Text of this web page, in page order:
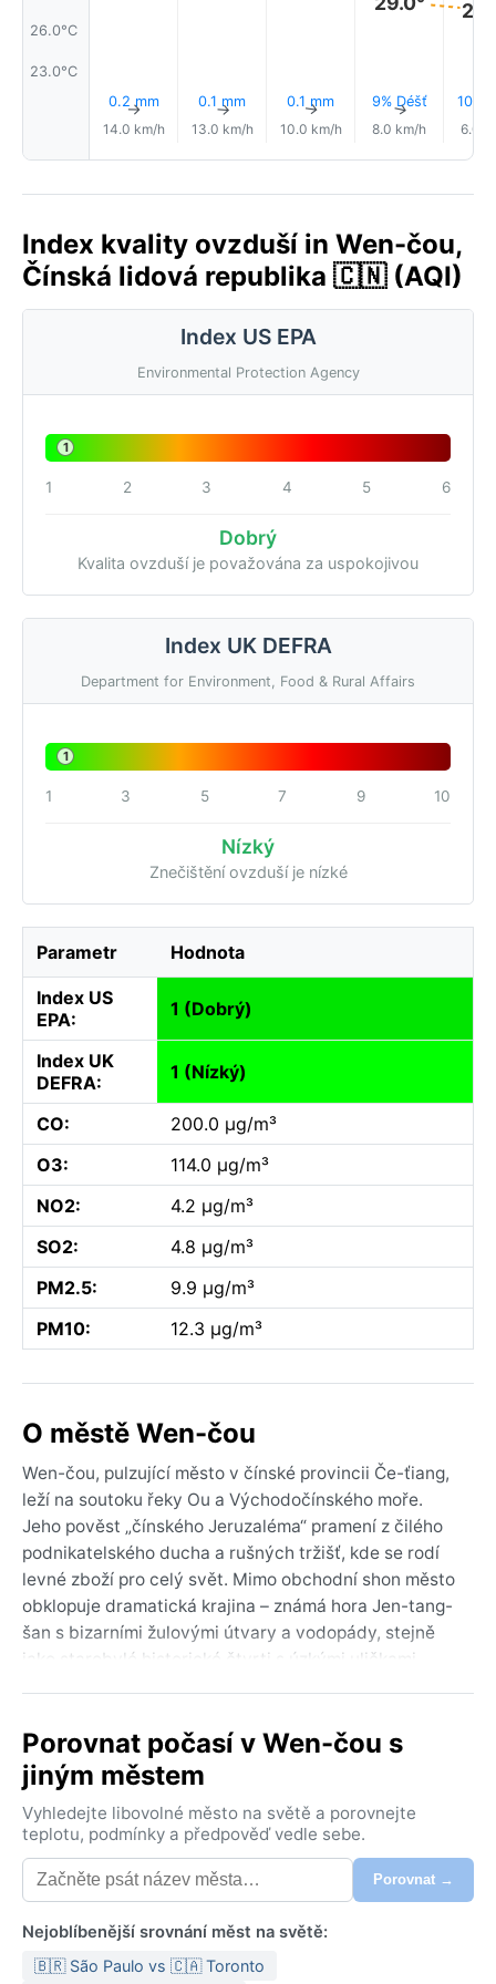
26.0°C
23.0°C
0.2 mm
↑
14.0 km/h
0.1 mm
↑
13.0 km/h
0.1 mm
↑
10.0 km/h
9% Déšť
↑
8.0 km/h
10%
6.0
Index kvality ovzduší in Wen-čou,
Čínská lidová republika 🇨🇳 (AQI)
Index US EPA
Environmental Protection Agency
1
1 2 3 4 5 6
Dobrý
Kvalita ovzduší je považována za uspokojivou
Index UK DEFRA
Department for Environment, Food & Rural Affairs
1
1 3 5 7 9 10
Nízký
Znečištění ovzduší je nízké
Parametr Hodnota
Index US
EPA:
1 (Dobrý)
Index UK
DEFRA:
1 (Nízký)
CO:
200.0 µg/m³
O3:
114.0 µg/m³
NO2:
4.2 µg/m³
SO2:
4.8 µg/m³
PM2.5:
9.9 µg/m³
PM10:
12.3 µg/m³
O městě Wen-čou
Wen-čou, pulzující město v čínské provincii Če-ťiang,
leží na soutoku řeky Ou a Východočínského moře.
Jeho pověst „čínského Jeruzaléma“ pramení z čilého
podnikatelského ducha a rušných tržišť, kde se rodí
levné zboží pro celý svět. Mimo obchodní shon město
obklopuje dramatická krajina – známá hora Jen-tang-
šan s bizarními žulovými útvary a vodopády, stejně
jako starobylé historické čtvrti s úzkými uličkami.
tradiční čínskou atmosféru s moderním rozvojem.
Podle Köppenovy klasifikace spadá Wen-čou do
vlhkého subtropického pásma (Cfa). Léta jsou dlouhá,
horká a velmi vlhká, s průměrnými teplotami okolo 28
°C a častými tropickými nocemi. Zimy jsou mírné a
suchší, teploty se pohybují kolem 8 °C, ale občas
klesnou pod bod mrazu. Srážek je hojně po celý rok, s
vrcholem v letních měsících kvůli monzunovým
dešťům – ročně spadne přes 1 400 mm. Vlhkost
Porovnat počasí v Wen-čou s
jiným městem
Vyhledejte libovolné město na světě a porovnejte
teplotu, podmínky a předpověď vedle sebe.
Porovnat →
Nejoblíbenější srovnání měst na světě:
🇧🇷 São Paulo vs 🇨🇦 Toronto